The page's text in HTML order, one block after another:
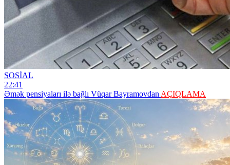
SOSİAL
22:41
Əmək pensiyaları ilə bağlı Vüqar Bayramovdan AÇIQLAMA